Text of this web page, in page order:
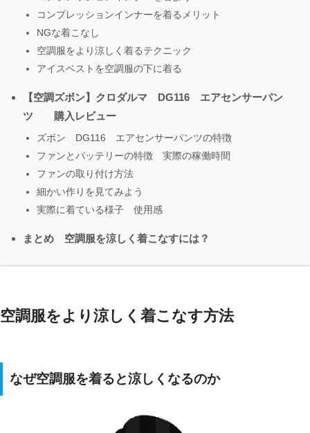
コンプレッションインナーを着るメリット
NGな着こなし
空調服をより涼しく着るテクニック
アイスベストを空調服の下に着る
【空調ズボン】クロダルマ DG116 エアセンサーパン
ツ 購入レビュー
ズボン DG116 エアセンサーパンツの特徴
ファンとバッテリーの特徴 実際の稼働時間
ファンの取り付け方法
細かい作りを見てみよう
実際に着ている様子 使用感
まとめ 空調服を涼しく着こなすには？
空調服をより涼しく着こなす方法
なぜ空調服を着ると涼しくなるのか